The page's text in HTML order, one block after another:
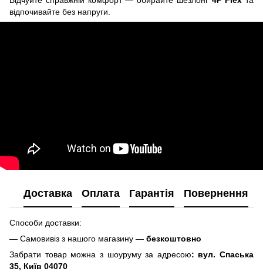
відпочивайте без напруги.
Доставка Оплата Гарантія Повернення
Способи доставки:
— Самовивіз з нашого магазину — безкоштовно
Забрати товар можна з шоуруму за адресою: вул. Спаська
35, Київ 04070